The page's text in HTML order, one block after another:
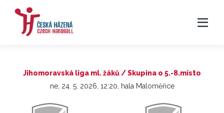
Jihomoravská liga ml. žáků / Skupina o 5.-8.místo
ne, 24. 5. 2026, 12:20, hala Maloměřice